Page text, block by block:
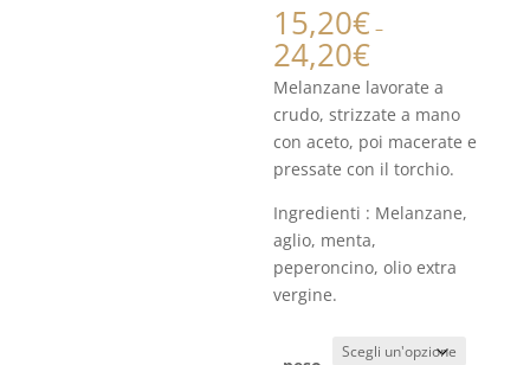
15,20€ –
24,20€
Melanzane lavorate a
crudo, strizzate a mano
con aceto, poi macerate e
pressate con il torchio.
Ingredienti : Melanzane,
aglio, menta,
peperoncino, olio extra
vergine.